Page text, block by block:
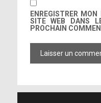
ENREGISTRER
SITE WEB DANS
PROCHAIN